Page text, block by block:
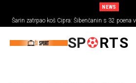
NEWS
Šarin zatrpao koš Cipra: Šibenčanin s 32 poena
pobjede
SP RTS